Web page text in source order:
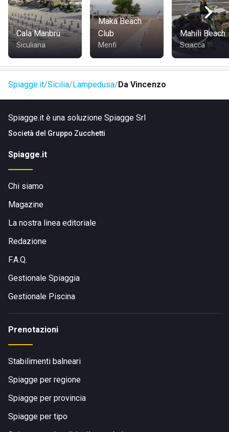
Cala Manbrù
Siculiana
Maká Beach
Club
Menfi
Mahili Beach
Sciacca
Spiagge.it Sicilia Lampedusa Da Vincenzo
Spiagge.it è una soluzione Spiagge Srl
Società del Gruppo Zucchetti
Spiagge.it
Chi siamo
Magazine
La nostra linea editoriale
Redazione
F.A.Q.
Gestionale Spiaggia
Gestionale Piscina
Prenotazioni
Stabilimenti balneari
Spiagge per regione
Spiagge per provincia
Spiagge per tipo